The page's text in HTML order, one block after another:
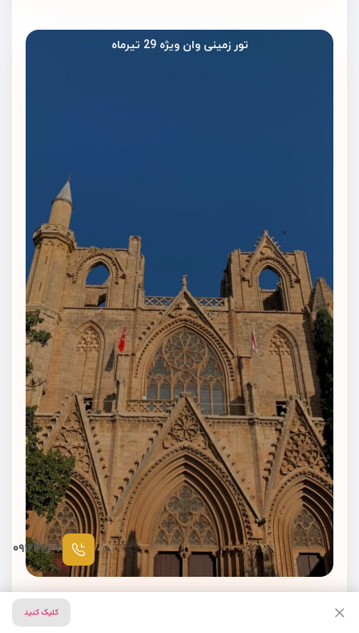
تور زمینی وان ویژه 29 تیرماه
کلیک کنید
۰۹۱۲۳۶۷۹۷۸۷